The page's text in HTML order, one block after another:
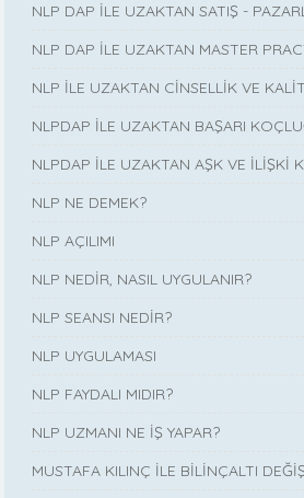
NLP DAP İLE UZAKTAN SATIŞ -
NLP DAP İLE UZAKTAN MASTER
NLP İLE UZAKTAN CİNSELLİK VE
NLPDAP İLE UZAKTAN BAŞARI
NLPDAP İLE UZAKTAN AŞK VE İLİŞKİ
NLP NE DEMEK?
NLP AÇILIMI
NLP NEDİR, NASIL UYGULANIR?
NLP SEANSI NEDİR?
NLP UYGULAMASI
NLP FAYDALI MIDIR?
NLP UZMANI NE İŞ YAPAR?
MUSTAFA KILINÇ İLE BİLİNÇALTI